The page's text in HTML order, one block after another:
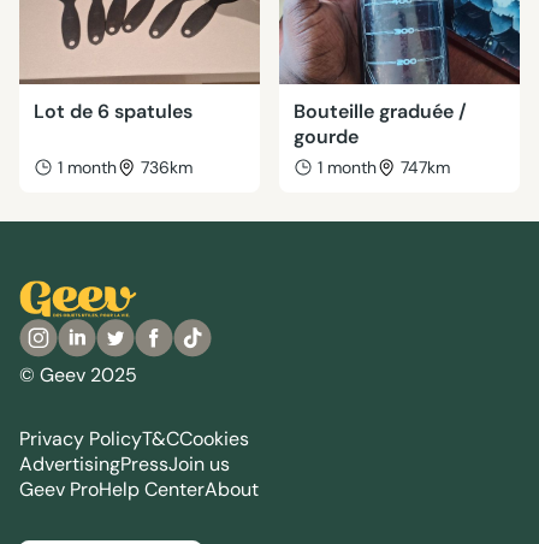
Lot de 6 spatules
1 month 736km
Bouteille graduée /
gourde
1 month 747km
© Geev 2025
Privacy PolicyT&CCookies
AdvertisingPressJoin us
Geev ProHelp CenterAbout